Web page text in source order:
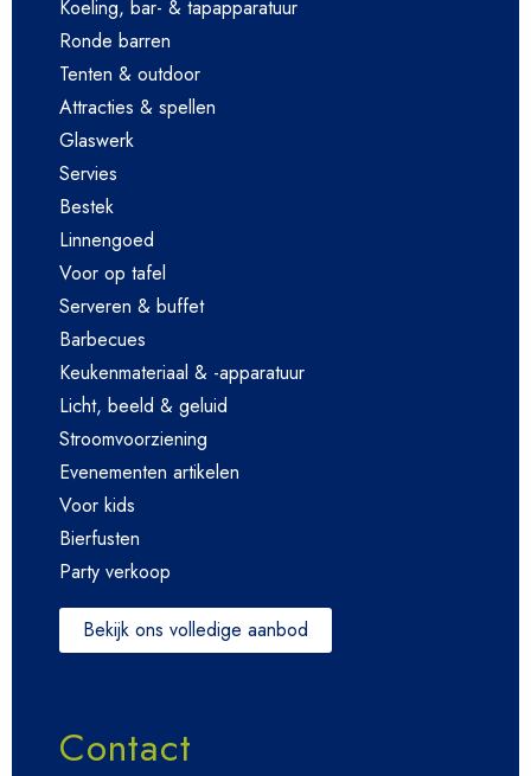
Koeling, bar- & tapapparatuur
Ronde barren
Tenten & outdoor
Attracties & spellen
Glaswerk
Servies
Bestek
Linnengoed
Voor op tafel
Serveren & buffet
Barbecues
Keukenmateriaal & -apparatuur
Licht, beeld & geluid
Stroomvoorziening
Evenementen artikelen
Voor kids
Bierfusten
Party verkoop
Bekijk ons volledige aanbod
Contact